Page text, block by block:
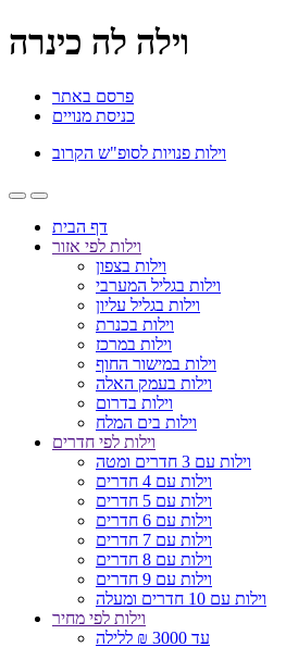
וילה לה כינרה
פרסם באתר
כניסת מנויים
וילות פנויות לסופ"ש הקרוב
דף הבית
וילות לפי אזור
וילות בצפון
וילות בגליל המערבי
וילות בגליל עליון
וילות בכנרת
וילות במרכז
וילות במישור החוף
וילות בעמק האלה
וילות בדרום
וילות בים המלח
וילות לפי חדרים
וילות עם 3 חדרים ומטה
וילות עם 4 חדרים
וילות עם 5 חדרים
וילות עם 6 חדרים
וילות עם 7 חדרים
וילות עם 8 חדרים
וילות עם 9 חדרים
וילות עם 10 חדרים ומעלה
וילות לפי מחיר
עד 3000 ₪ ללילה